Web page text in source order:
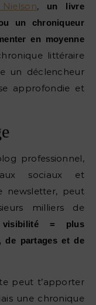
,
un livre
un chroniqueur
en moyenne
littéraire
un déclencheur
approfondie et
professionnel,
sociaux et
newsletter, peut
milliers de
= plus
de partages et de
peut t’apporter
une chronique